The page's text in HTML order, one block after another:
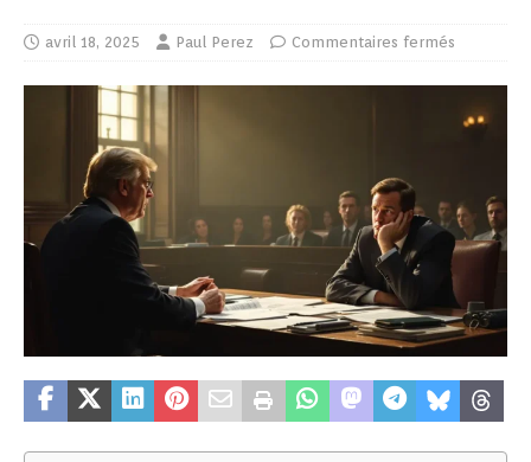
avril 18, 2025 Paul Perez Commentaires fermés